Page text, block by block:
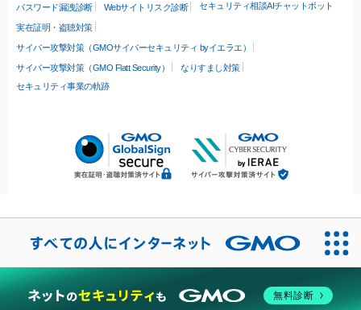
パスワード漏洩診断 Webサイトリスク診断 セキュリティ相談AIチャットボット
実在証明・盗聴対策
サイバー攻撃対策（GMOサイバーセキュリティ byイエラエ）
サイバー攻撃対策（GMO Flatt Security）
なりすまし対策
セキュリティ事業の軌跡
無料診断